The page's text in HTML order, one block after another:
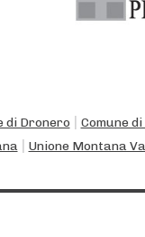
di Dronero | Comune
| Unione Montana